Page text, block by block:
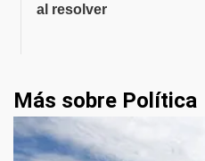
al resolver
Más sobre Política